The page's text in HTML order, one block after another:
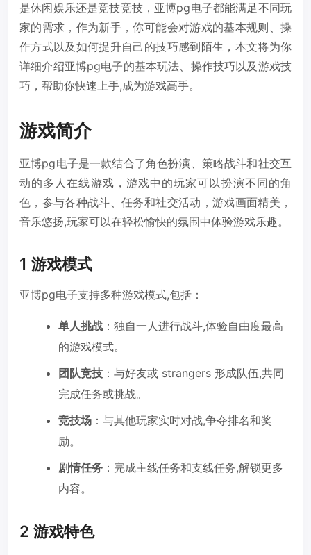
是休闲娱乐还是竞技竞技，亚博pg电子都能满足不同玩
家的需求，作为新手，你可能会对游戏的基本规则、操
作方式以及如何提升自己的技巧感到陌生，本文将为你
详细介绍亚博pg电子的基本玩法、操作技巧以及游戏技
巧，帮助你快速上手,成为游戏高手。
游戏简介
亚博pg电子是一款结合了角色扮演、策略战斗和社交互
动的多人在线游戏，游戏中的玩家可以扮演不同的角
色，参与各种战斗、任务和社交活动，游戏画面精美，
音乐悠扬,玩家可以在轻松愉快的氛围中体验游戏乐趣。
1 游戏模式
亚博pg电子支持多种游戏模式,包括：
单人挑战 ：独自一人进行战斗,体验自由度最高
的游戏模式。
团队竞技 ：与好友或 strangers 形成队伍,共同
完成任务或挑战。
竞技场 ：与其他玩家实时对战,争夺排名和奖
励。
剧情任务 ：完成主线任务和支线任务,解锁更多
内容。
2 游戏特色